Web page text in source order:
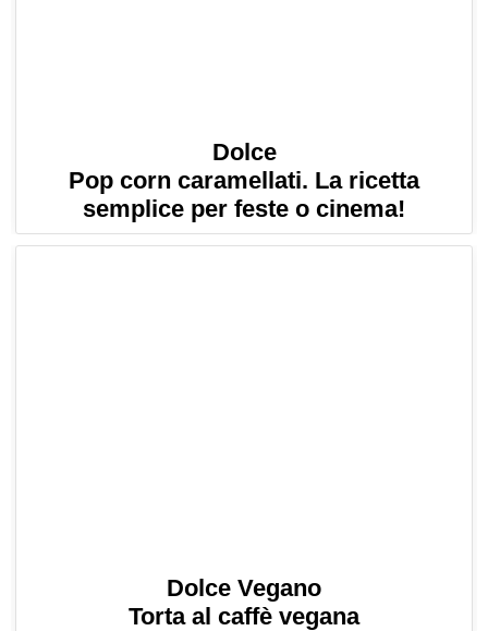
Dolce
Pop corn caramellati. La ricetta
semplice per feste o cinema!
Dolce Vegano
Torta al caffè vegana